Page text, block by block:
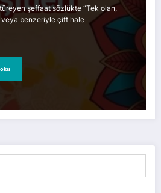
şeffaat sözlükte “Tek olan,
veya benzeriyle çift hale
oku